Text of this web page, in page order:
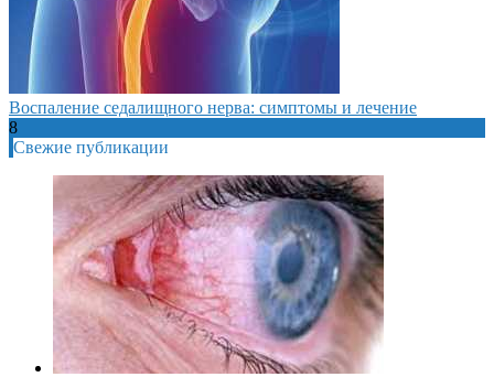
Воспаление седалищного нерва: симптомы и лечение
8
Свежие публикации